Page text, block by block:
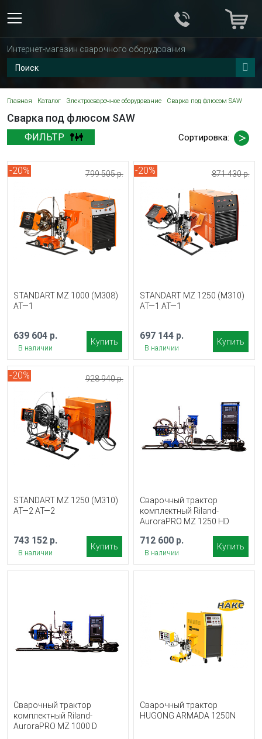
Интернет-магазин сварочного оборудования
Главная Каталог Электросварочное оборудование Сварка под флюсом SAW
Сварка под флюсом SAW
ФИЛЬТР Сортировка:
-20%
STANDART MZ 1000 (M308)
АТ—1
639 604 р.
В наличии
799 505 р.
Купить
-20%
STANDART MZ 1250 (М310)
АТ—1 АТ—1
697 144 р.
В наличии
871 430 р.
Купить
-20%
STANDART MZ 1250 (M310)
АТ—2 АТ—2
743 152 р.
В наличии
928 940 р.
Купить
Сварочный трактор
комплектный Riland-
AuroraPRO MZ 1250 HD
712 600 р.
В наличии
Купить
Сварочный трактор
комплектный Riland-
AuroraPRO MZ 1000 D
Сварочный трактор
HUGONG ARMADA 1250N